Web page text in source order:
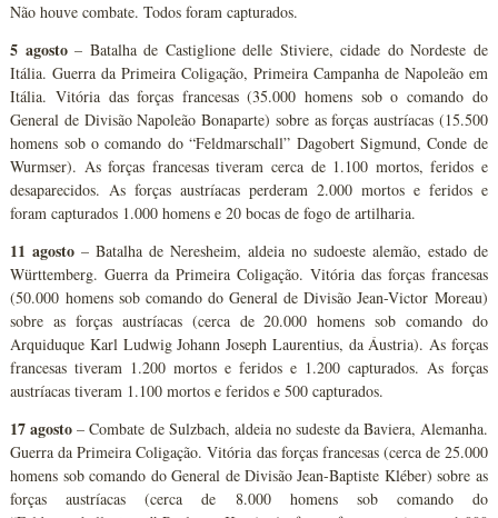
Não houve combate. Todos foram capturados.
5 agosto– Batalha de Castiglione delle Stiviere, cidade do Nordeste de
Itália. Guerra da Primeira Coligação, Primeira Campanha de Napoleão em
Itália. Vitória das forças francesas (35.000 homens sob o comando do
General de Divisão Napoleão Bonaparte) sobre as forças austríacas (15.500
homens sob o comando do “Feldmarschall” Dagobert Sigmund, Conde de
Wurmser). As forças francesas tiveram cerca de 1.100 mortos, feridos e
desaparecidos. As forças austríacas perderam 2.000 mortos e feridos e
foram capturados 1.000 homens e 20 bocas de fogo de artilharia.
11 agosto – Batalha de Neresheim, aldeia no sudoeste alemão, estado de
Württemberg. Guerra da Primeira Coligação. Vitória das forças francesas
(50.000 homens sob comando do General de Divisão Jean-Victor Moreau)
sobre as forças austríacas (cerca de 20.000 homens sob comando do
Arquiduque Karl Ludwig Johann Joseph Laurentius, da Áustria). As forças
francesas tiveram 1.200 mortos e feridos e 1.200 capturados. As forças
austríacas tiveram 1.100 mortos e feridos e 500 capturados.
17 agosto – Combate de Sulzbach, aldeia no sudeste da Baviera, Alemanha.
Guerra da Primeira Coligação. Vitória das forças francesas (cerca de 25.000
homens sob comando do General de Divisão Jean-Baptiste Kléber) sobre as
forças austríacas (cerca de 8.000 homens sob comando do